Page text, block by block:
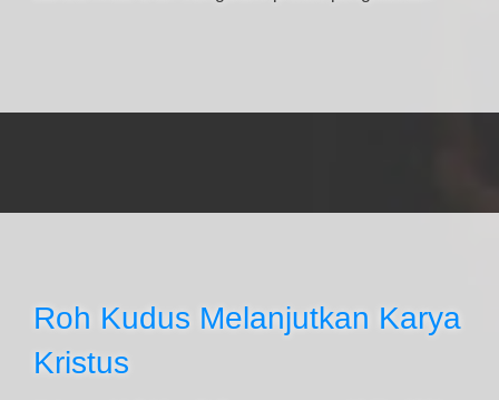
Roh Kudus Melanjutkan Karya
Kristus